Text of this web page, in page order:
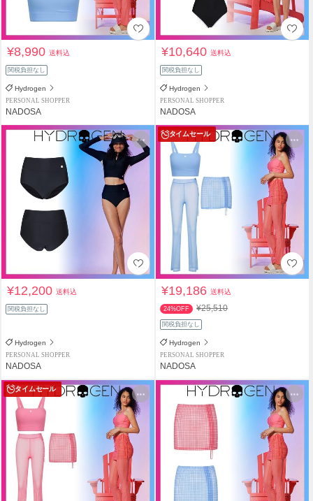
¥8,990送料込
関税負担なし
Hydrogen
PERSONAL SHOPPER
NADOSA
¥10,640送料込
関税負担なし
Hydrogen
PERSONAL SHOPPER
NADOSA
¥12,200送料込
関税負担なし
Hydrogen
PERSONAL SHOPPER
NADOSA
タイムセール
¥19,186送料込
24%OFF ¥25,510
関税負担なし
Hydrogen
PERSONAL SHOPPER
NADOSA
タイムセール